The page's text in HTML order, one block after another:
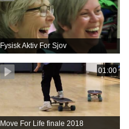
Fysisk Aktiv For Sjov
01:00
Move For Life finale 2018